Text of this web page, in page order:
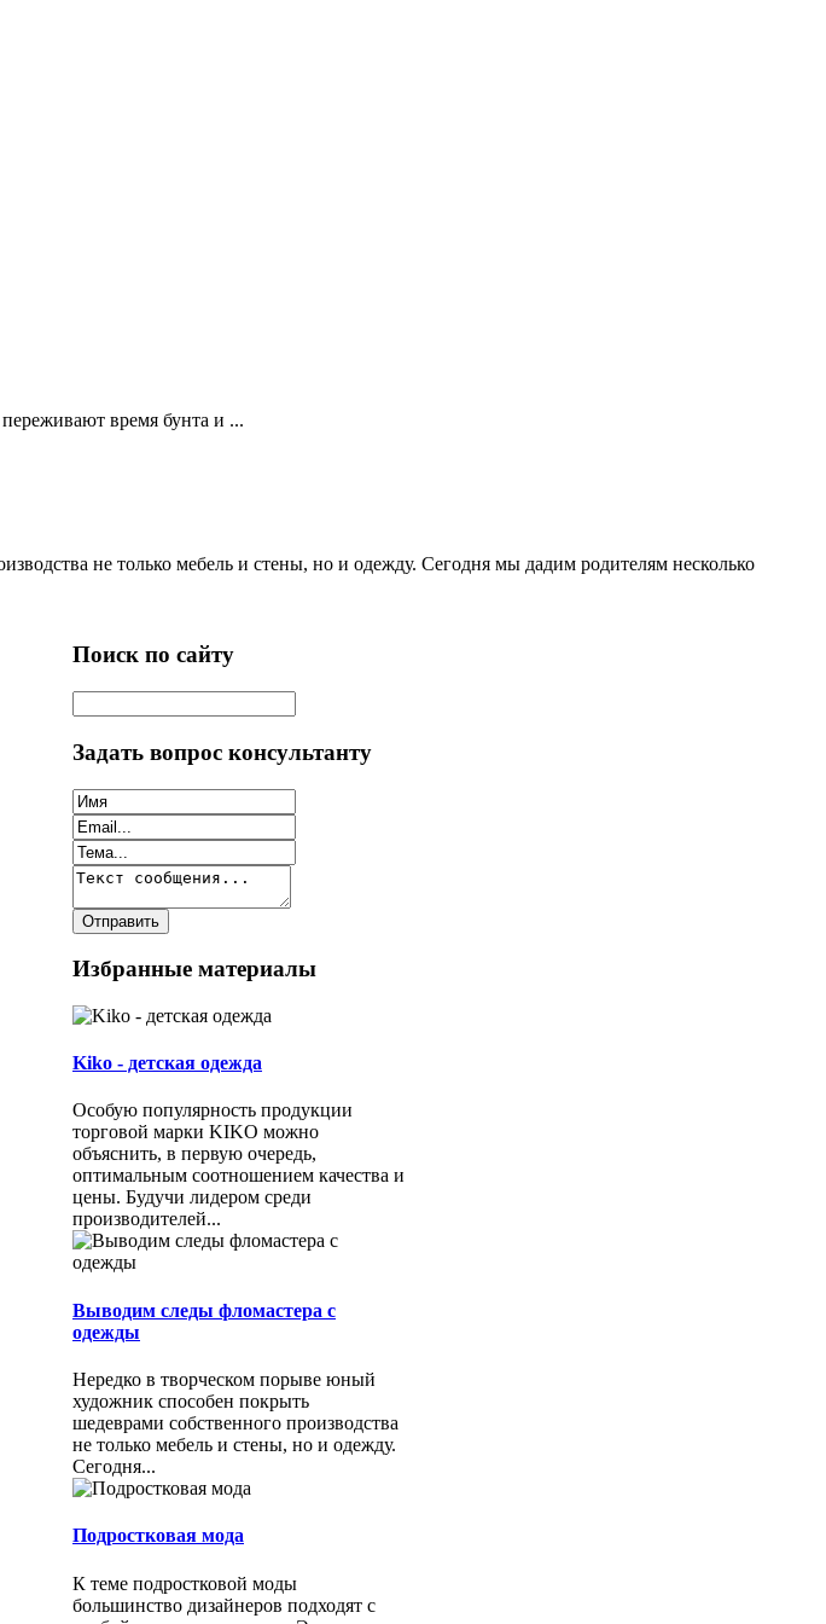
время бунта и ...
не только мебель и стены, но и одежду. Сегодня мы дадим родителям несколько
Поиск по сайту
Задать вопрос консультанту
Избранные материалы
Kiko - детская одежда
Особую популярность продукции
торговой марки KIKO можно
объяснить, в первую очередь,
оптимальным соотношением качества и
цены. Будучи лидером среди
производителей...
Выводим следы фломастера с
одежды
Нередко в творческом порыве юный
художник способен покрыть
шедеврами собственного производства
не только мебель и стены, но и одежду.
Сегодня...
Подростковая мода
К теме подростковой моды
большинство дизайнеров подходят с